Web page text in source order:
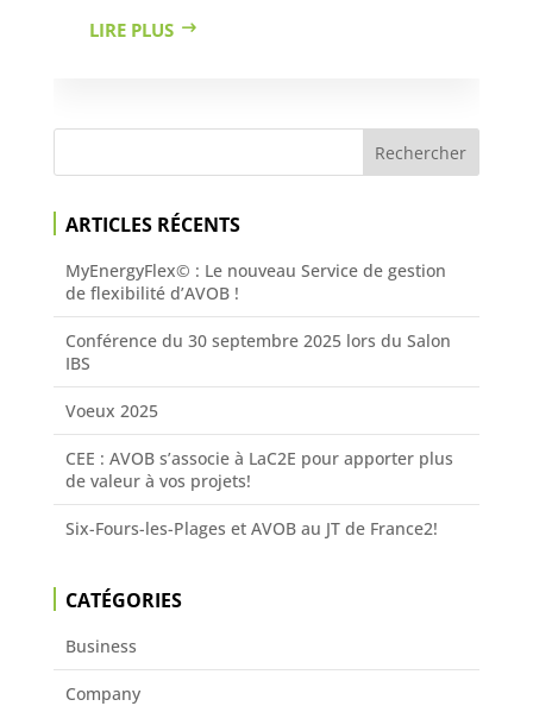
LIRE PLUS
ARTICLES RÉCENTS
MyEnergyFlex© : Le nouveau Service de gestion
de flexibilité d’AVOB !
Conférence du 30 septembre 2025 lors du Salon
IBS
Voeux 2025
CEE : AVOB s’associe à LaC2E pour apporter plus
de valeur à vos projets!
Six-Fours-les-Plages et AVOB au JT de France2!
CATÉGORIES
Business
Company